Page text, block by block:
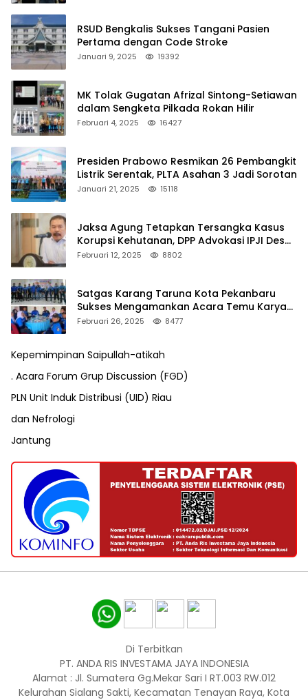
RSUD Bengkalis Sukses Tangani Pasien
Pertama dengan Code Stroke
Januari 9, 2025 19392
MK Tolak Gugatan Afrizal Sintong-Setiawan
dalam Sengketa Pilkada Rokan Hilir
Februari 4, 2025 16427
Presiden Prabowo Resmikan 26 Pembangkit
Listrik Serentak, PLTA Asahan 3 Jadi Sorotan
Januari 21, 2025 15118
Jaksa Agung Tetapkan Tersangka Kasus
Korupsi Kehutanan, DPP Advokasi IPJI Desak
Pengusutan Pajak RAPP
Februari 12, 2025 8802
Satgas Karang Taruna Kota Pekanbaru
Sukses Mengamankan Acara Temu Karya
VII Karang Taruna Pekanbaru
Februari 26, 2025 8477
Kepemimpinan Saipullah-atikah
. Acara Forum Grup Discussion (FGD)
PLN Unit Induk Distribusi (UID) Riau
dan Nefrologi
Jantung
Di Terbitkan
PT. ANDA RIS INVESTAMA JAYA INDONESIA
Alamat : Jl. Sumatera Gg.Mekar Sari I RT.003 RW.012
Kelurahan Sialang Sakti, Kecamatan Tenayan Raya, Kota